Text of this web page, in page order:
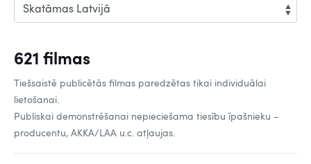
621 filmas
Tiešsaistē publicētās filmas paredzētas tikai individuālai
lietošanai.
Publiskai demonstrēšanai nepieciešama tiesību īpašnieku –
producentu, AKKA/LAA u.c. atļaujas.